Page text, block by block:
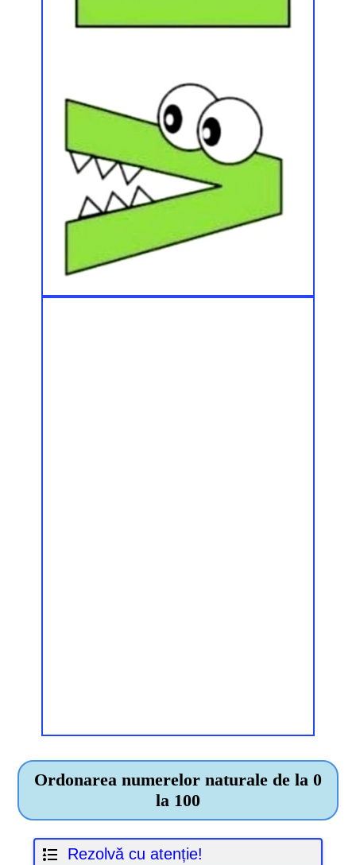
Ordonarea numerelor naturale de la 0
la 100
Rezolvă cu atenție!